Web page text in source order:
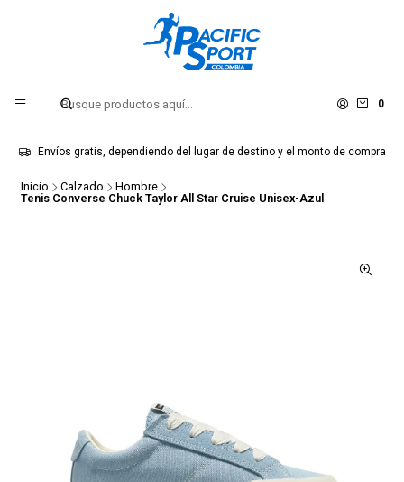
0
Envíos gratis, dependiendo del lugar de destino y el monto de compra
Inicio Calzado
Hombre
Tenis Converse Chuck Taylor All Star Cruise Unisex-Azul